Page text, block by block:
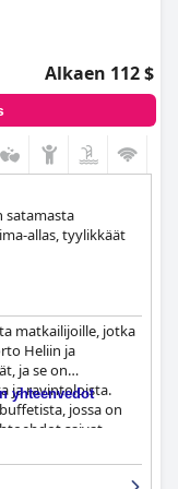
Alkaen 112 $
satamasta
allas, tyylikkäät
matkailijoille, jotka
Heliin ja
ja se on
ja ravintoloista.
jossa on
saivat
ne vaikuttavat
on mukavat
yhteenvedot